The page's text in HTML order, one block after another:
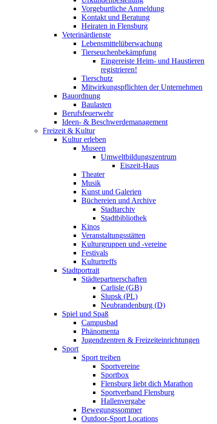
Vorgeburtliche Anmeldung
Kontakt und Beratung
Heiraten in Flensburg
Veterinärdienste
Lebensmittelüberwachung
Tierseuchenbekämpfung
Eingereiste Heim- und Haustieren
registrieren!
Tierschutz
Mitwirkungspflichten der Unternehmen
Bauordnung
Baulasten
Berufsfeuerwehr
Ideen- & Beschwerdemanagement
Freizeit & Kultur
Kultur erleben
Museen
Umweltbildungszentrum
Eiszeit-Haus
Theater
Musik
Kunst und Galerien
Büchereien und Archive
Stadtarchiv
Stadtbibliothek
Kinos
Veranstaltungsstätten
Kulturgruppen und -vereine
Festivals
Kulturtreffs
Stadtportrait
Städtepartnerschaften
Carlisle (GB)
Slupsk (PL)
Neubrandenburg (D)
Spiel und Spaß
Campusbad
Phänomenta
Jugendzentren & Freizeiteinrichtungen
Sport
Sport treiben
Sportvereine
Sportbox
Flensburg liebt dich Marathon
Sportverband Flensburg
Hallenvergabe
Bewegungssommer
Outdoor-Sport Locations